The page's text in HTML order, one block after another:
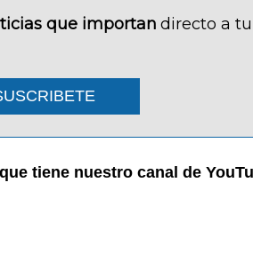
que importan directo a
tiene nuestro canal de